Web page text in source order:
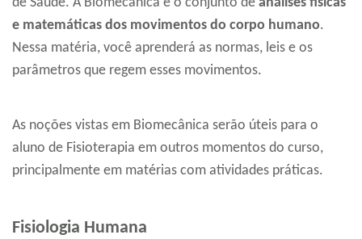
e matemáticas dos movimentos do corpo humano.
Nessa matéria, você aprenderá as normas, leis e os
parâmetros que regem esses movimentos.
As noções vistas em Biomecânica serão úteis para o
aluno de Fisioterapia em outros momentos do curso,
principalmente em matérias com atividades práticas.
Fisiologia Humana